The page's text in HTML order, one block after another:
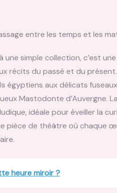
entre les temps et les
simple collection, c’est
récits du passé et du
égyptiens aux délicats
Mastodonte d’Auvergne.
idéale pour éveiller la
pièce de théâtre où chaque
heure miroir ?